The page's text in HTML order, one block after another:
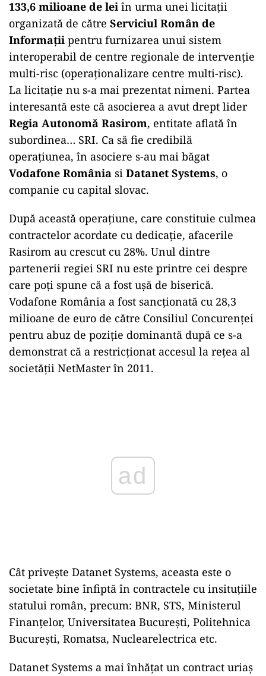
133,6 milioane de lei în urma unei licitații
organizată de către Serviciul Român de
Informații pentru furnizarea unui sistem
interoperabil de centre regionale de intervenție
multi-risc (operaționalizare centre multi-risc).
La licitație nu s-a mai prezentat nimeni. Partea
interesantă este că asocierea a avut drept lider
Regia Autonomă Rasirom, entitate aflată în
subordinea… SRI. Ca să fie credibilă
operațiunea, în asociere s-au mai băgat
Vodafone România si Datanet Systems, o
companie cu capital slovac.
După această operațiune, care constituie culmea
contractelor acordate cu dedicație, afacerile
Rasirom au crescut cu 28%. Unul dintre
partenerii regiei SRI nu este printre cei despre
care poți spune că a fost ușă de biserică.
Vodafone România a fost sancționată cu 28,3
milioane de euro de către Consiliul Concurenței
pentru abuz de poziție dominantă după ce s-a
demonstrat că a restricționat accesul la rețea al
societății NetMaster în 2011.
Cât privește Datanet Systems, aceasta este o
societate bine înfiptă în contractele cu insituțiile
statului român, precum: BNR, STS, Ministerul
Finanțelor, Universitatea București, Politehnica
București, Romatsa, Nuclearelectrica etc.
Datanet Systems a mai înhățat un contract uriaș